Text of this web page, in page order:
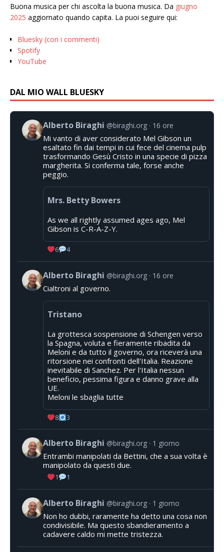
Buona musica per chi ascolta la buona musica. Da giugno
2025 aggiornato quando capita. La puoi seguire qui:
Bluesky (con i commenti)
Spotify
YouTube
DAL MIO WALL BLUESKY
Alberto Biraghi @biraghi.org 16 ore
Mi vanto di aver considerato Mel Gibson un
esaltato fin dai tempi in cui fece del cinema pulp
trasformando Gesù Cristo in una specie di pizza
margherita. Si conferma tale, forse anche
peggio.
Mrs. Betty Bowers
As we all rightly assumed ages ago, Mel
Gibson is C-R-A-Z-Y.
6 4
Alberto Biraghi @biraghi.org 16 ore
Cialtroni al governo.
Tristano
La grottesca sospensione di Schengen verso
la Spagna, voluta e fieramente ribadita da
Meloni e da tutto il governo, ora riceverà una
ritorsione nei confronti dell'Italia. Reazione
inevitabile di Sanchez. Per l'Italia nessun
beneficio, pessima figura e danno grave alla
UE.
Meloni le sbaglia tutte
8 3
Alberto Biraghi @biraghi.org 1 giorno
Entrambi manipolati da Bettini, che a sua volta è
manipolato da questi due.
1 1
Alberto Biraghi @biraghi.org 1 giorno
Non ho dubbi, raramente ha detto una cosa non
condivisibile. Ma questo sbandieramento a
cadavere caldo mi mette tristezza.